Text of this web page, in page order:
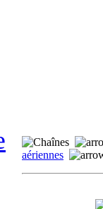
aériennes